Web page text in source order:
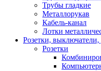
Трубы гладкие
Металлорукав
Кабель-канал
Лотки
Розетки,
Розетки